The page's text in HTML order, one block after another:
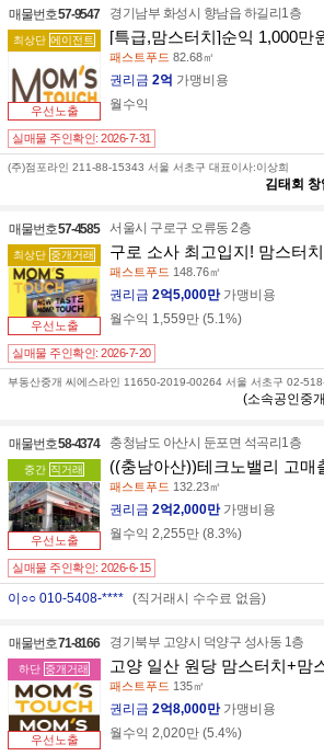
매물번호57-9547
최상단 에이전트
우선노출
경기남부 화성시 향남읍 하길리1층
[특급,맘스터치]순익 1,000만
패스트푸드 82.68㎡
권리금 2억 가맹비용
월수익
실매물 주인확인: 2026-7-31
(주)점포라인 211-88-15343 서울 서초구 대표이사:이상희
김태회 창
매물번호57-4585
최상단 중개거래
우선노출
서울시 구로구 오류동 2층
구로 소사 최고입지! 맘스터
패스트푸드 148.76㎡
권리금 2억5,000만 가맹비용
월수익 1,559만 (5.1%)
실매물 주인확인: 2026-7-20
부동산중개 씨에스라인 11650-2019-00264 서울 서초구 02-
(소속공인중
매물번호58-4374
중간 직거래
우선노출
충청남도 아산시 둔포면 석곡리1층
((충남아산))테크노밸리 고매
패스트푸드 132.23㎡
권리금 2억2,000만 가맹비용
월수익 2,255만 (8.3%)
실매물 주인확인: 2026-6-15
이○○ 010-5408-**** (직거래시 수수료 없음)
매물번호71-8166
하단 중개거래
우선노출
경기북부 고양시 덕양구 성사동 1층
고양 일산 원당 맘스터치+맘
패스트푸드 135㎡
권리금 2억8,000만 가맹비용
월수익 2,020만 (5.4%)